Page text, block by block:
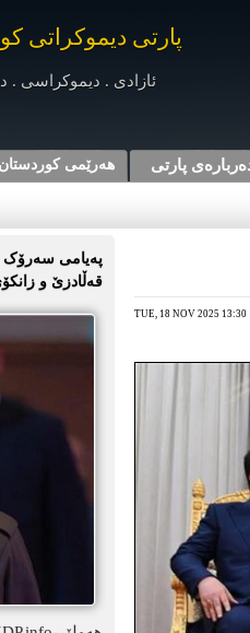
هه‌رێمی کوردستان پارتی
پارتی دیموکراتی
ئازادی . دیموکراسی .
TUE, 18 NOV 2025 13:30
پەیامی سەرۆک
قەڵادزێ و